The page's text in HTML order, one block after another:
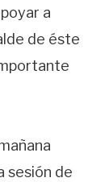
a
de éste
sesión de